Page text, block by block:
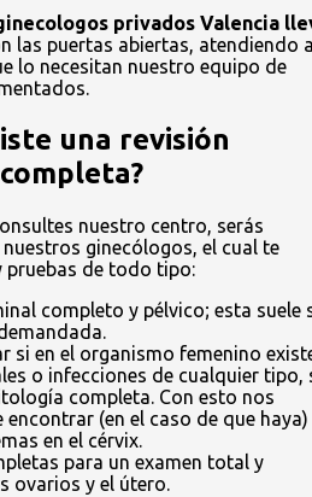
privados Valencia
las puertas abiertas, atendiendo
lo necesitan nuestro equipo de
una revisión
nuestro centro, serás
ginecólogos, el cual te
pruebas de todo tipo:
completo y pélvico; esta suele
si en el organismo femenino
o infecciones de cualquier tipo,
completa. Con esto nos
encontrar (en el caso de que haya)
en el cérvix.
para un examen total y
ovarios y el útero.